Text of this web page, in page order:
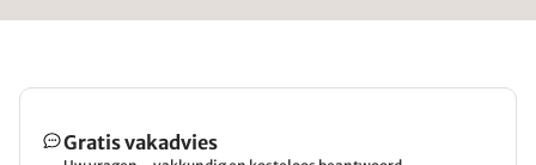
Gratis vakadvies